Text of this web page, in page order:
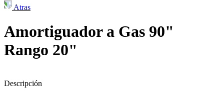
Atras
Amortiguador a Gas 90"
Rango 20"
Descripción